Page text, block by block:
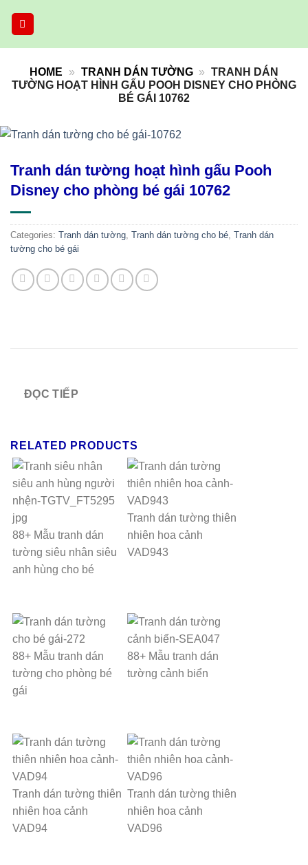
HOME » TRANH DÁN TƯỜNG » TRANH DÁN
TƯỜNG HOẠT HÌNH GẤU POOH DISNEY CHO PHÒNG
BÉ GÁI 10762
Tranh dán tường hoạt hình gấu Pooh
Disney cho phòng bé gái 10762
Categories: Tranh dán tường, Tranh dán tường cho bé, Tranh dán
tường cho bé gái
ĐỌC TIẾP
RELATED PRODUCTS
88+ Mẫu tranh dán
tường siêu nhân siêu
anh hùng cho bé
Tranh dán tường thiên
nhiên hoa cảnh
VAD943
88+ Mẫu tranh dán
tường cho phòng bé
gái
88+ Mẫu tranh dán
tường cảnh biển
Tranh dán tường thiên
nhiên hoa cảnh
VAD94
Tranh dán tường thiên
nhiên hoa cảnh
VAD96